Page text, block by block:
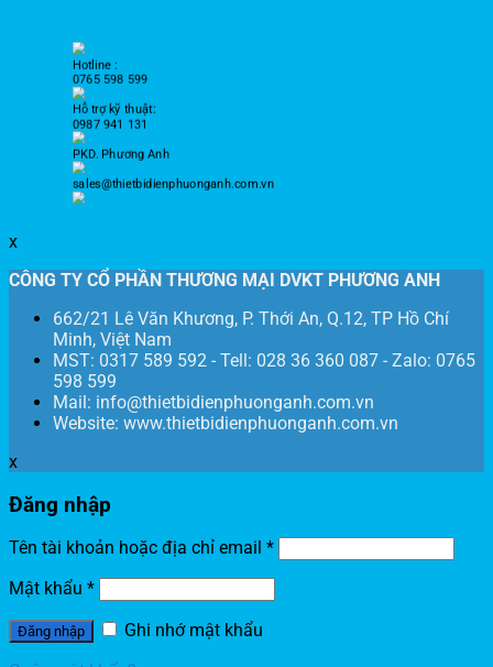
Hotline :
0765 598 599
Hỗ trợ kỹ thuật:
0987 941 131
PKD. Phương Anh
sales@thietbidienphuonganh.com.vn
x
CÔNG TY CỔ PHẦN THƯƠNG MẠI DVKT PHƯƠNG ANH
662/21 Lê Văn Khương, P. Thới An, Q.12, TP Hồ Chí
Minh, Việt Nam
MST: 0317 589 592 - Tell: 028 36 360 087 - Zalo: 0765
598 599
Mail: info@thietbidienphuonganh.com.vn
Website: www.thietbidienphuonganh.com.vn
x
Đăng nhập
Tên tài khoản hoặc địa chỉ email *
Mật khẩu *
Đăng nhập
Ghi nhớ mật khẩu